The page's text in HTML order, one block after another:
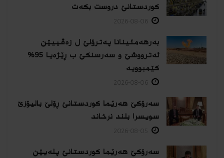
كوردستانێ دروست بكەت
بەرهەمئینانا په‌ترۆلێ ل زه‌ڤییێن
ئەترووشێ و سەرسنكێ ب ڕێژەیا 95%
كێمبوویە
سەرۆکێ هەرێما کوردستانێ ڕۆلێ بالیۆزێ
سویسرا بلند نرخاند
سەرۆکێ هەرێما کوردستانێ پلەیێن